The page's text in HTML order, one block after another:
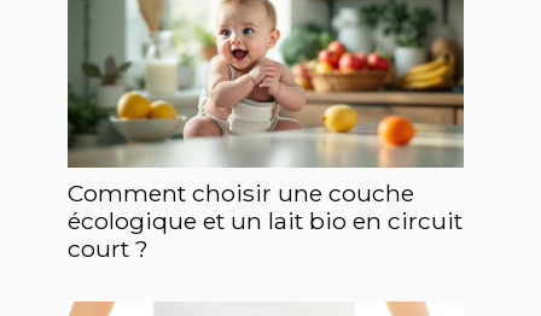
Comment choisir une couche
écologique et un lait bio en circuit
court ?